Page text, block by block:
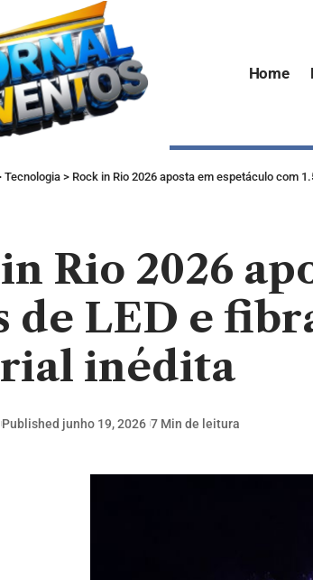
Home
Tecnologia > Rock in Rio 2026 aposta em espetáculo com
Rio 2026
de LED e
inédita
Published junho 19, 2026 7 Min de leitura